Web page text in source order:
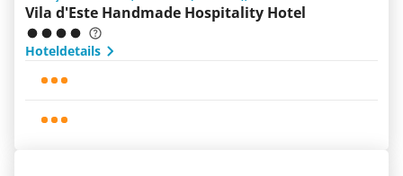
Vila d'Este Handmade Hospitality Hotel
Hoteldetails